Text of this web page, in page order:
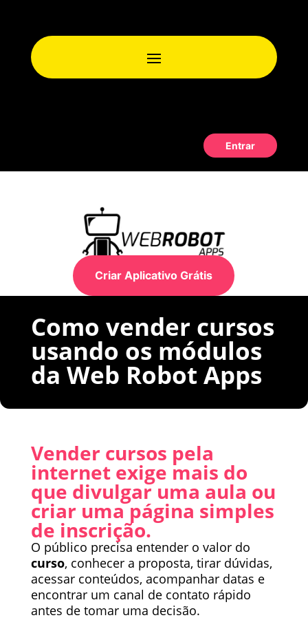
Entrar
Criar Aplicativo Grátis
Como vender cursos
usando os módulos
da Web Robot Apps
Vender cursos pela
internet exige mais do
que divulgar uma aula ou
criar uma página simples
de inscrição.
O público precisa entender o valor do
curso, conhecer a proposta, tirar dúvidas,
acessar conteúdos, acompanhar datas e
encontrar um canal de contato rápido
antes de tomar uma decisão.